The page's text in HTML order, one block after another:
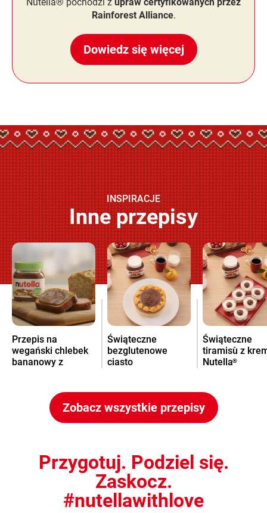
Rainforest Alliance.
Dowiedz się więcej
INSPIRACJE
Inne przepisy
Przepis na
wegański chlebek
bananowy z
Świąteczne
bezglutenowe
ciasto
Świąteczne
tiramisù z
Nutella®
Zobacz wszystkie przepisy
Przygotuj. Podziel się.
Zaskocz.
#nutellawithlove